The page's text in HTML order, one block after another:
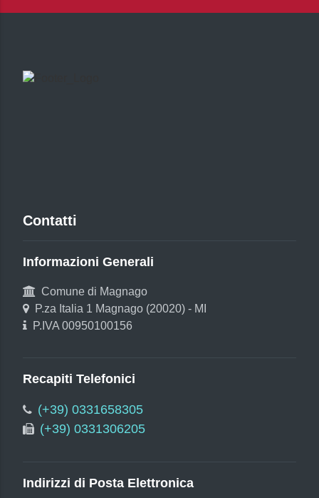
Contatti
Informazioni Generali
Comune di Magnago
P.za Italia 1 Magnago (20020) - MI
P.IVA 00950100156
Recapiti Telefonici
(+39) 0331658305
(+39) 0331306205
Indirizzi di Posta Elettronica